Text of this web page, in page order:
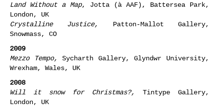
Land Without a Map, Jotta (à AAF), Battersea Park,
London, UK
Crystalline Justice, Patton-Mallot Gallery,
Snowmass, CO
2009
Mezzo Tempo,
Sycharth Gallery, Glyndwr University,
Wrexham, Wales, UK
2008
Will it snow for Christmas?, Tintype Gallery,
London, UK